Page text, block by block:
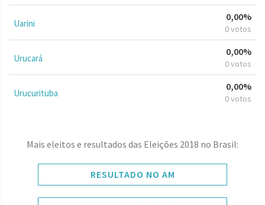
Uarini
0,00%
0 votos
Urucará
0,00%
0 votos
Urucurituba
0,00%
0 votos
Mais eleitos e resultados das Eleições 2018 no Brasil:
RESULTADO NO AM